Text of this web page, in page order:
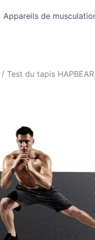
Appareils de
Test du tapis